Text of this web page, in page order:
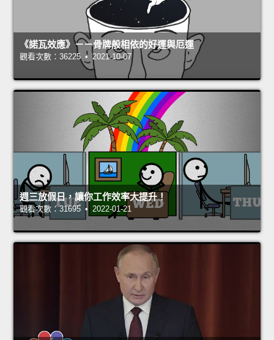
《諾瓦效應》－－骨牌般相依的好運與厄運
觀看次數：36225 • 2021-10-07
週三放假日，讓你工作效率大提升！
觀看次數：31695 • 2022-01-21